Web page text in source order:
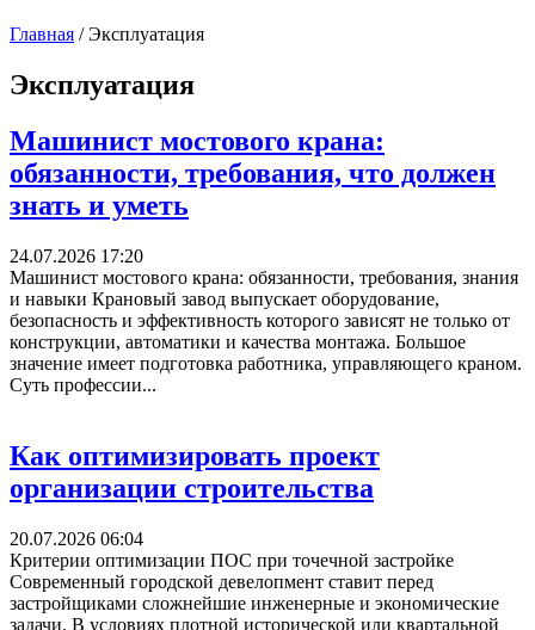
Главная / Эксплуатация
Эксплуатация
Машинист мостового крана:
обязанности, требования, что должен
знать и уметь
24.07.2026 17:20
Машинист мостового крана: обязанности, требования, знания
и навыки Крановый завод выпускает оборудование,
безопасность и эффективность которого зависят не только от
конструкции, автоматики и качества монтажа. Большое
значение имеет подготовка работника, управляющего краном.
Суть профессии...
Как оптимизировать проект
организации строительства
20.07.2026 06:04
Критерии оптимизации ПОС при точечной застройке
Современный городской девелопмент ставит перед
застройщиками сложнейшие инженерные и экономические
задачи. В условиях плотной исторической или квартальной